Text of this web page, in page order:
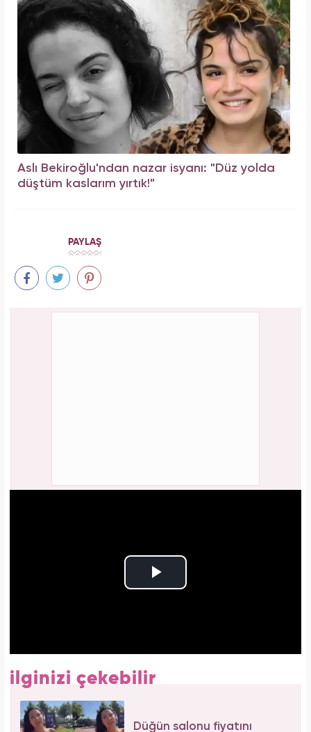
Aslı Bekiroğlu'ndan nazar isyanı: "Düz yolda
düştüm kaslarım yırtık!"
PAYLAŞ
ilginizi çekebilir
Düğün salonu fiyatını